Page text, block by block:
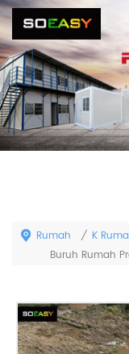
Rumah / K
Buruh Rumah